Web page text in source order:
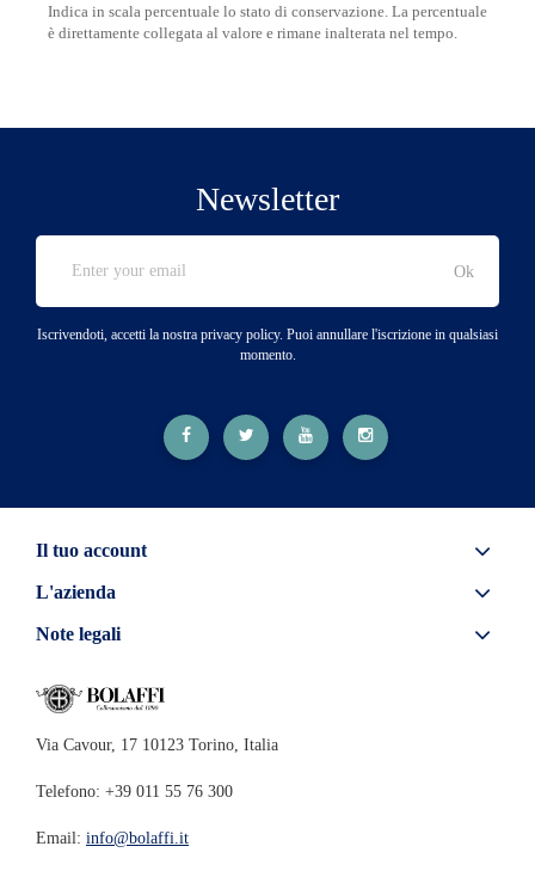
Indica in scala percentuale lo stato di conservazione. La percentuale
è direttamente collegata al valore e rimane inalterata nel tempo.
Newsletter
Iscrivendoti, accetti la nostra privacy policy. Puoi annullare l'iscrizione in qualsiasi
momento.
Il tuo account
L'azienda
Note legali
Via Cavour, 17 10123 Torino, Italia
Telefono: +39 011 55 76 300
Email: info@bolaffi.it